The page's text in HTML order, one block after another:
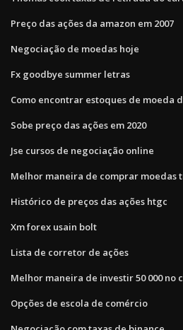
Preço das ações da amazon em 2007
Negociação de moedas hoje
Fx goodbye summer letras
Como encontrar estoques de moeda
Sobe preço das ações em 2020
Jse cursos de negociação online
Melhor maneira de comprar moedas
Histórico de preços das ações htgc
Xm forex usain bolt
Lista de corretor de ações
Melhor maneira de investir 50 000 no
Opções de escola de comércio